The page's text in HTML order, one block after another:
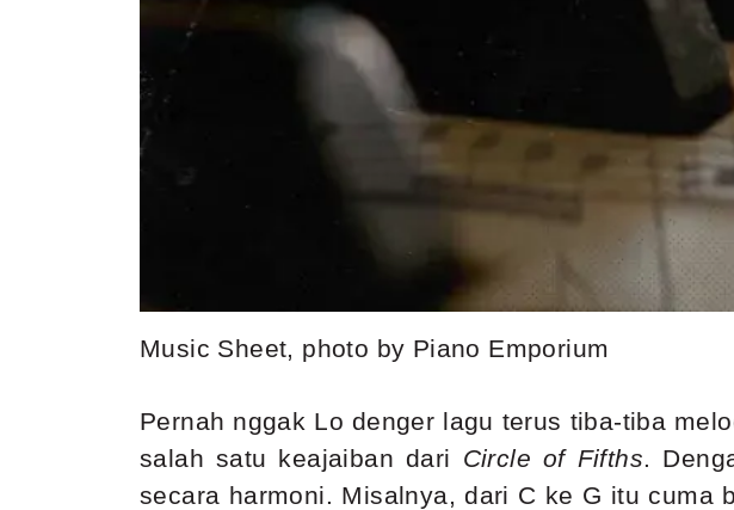
Music Sheet, photo by Piano Emporium
Pernah nggak Lo denger lagu terus tiba-tiba
salah satu keajaiban dari Circle of Fifths.
secara harmoni. Misalnya, dari C ke G itu cuma